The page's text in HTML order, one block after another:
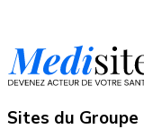
Sites du Groupe